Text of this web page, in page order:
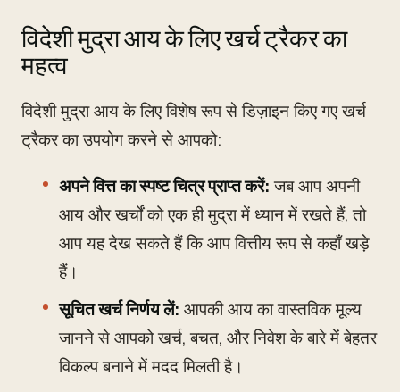
विदेशी मुद्रा आय के लिए खर्च ट्रैकर का
महत्व
विदेशी मुद्रा आय के लिए विशेष रूप से डिज़ाइन किए गए खर्च
ट्रैकर का उपयोग करने से आपको:
अपने वित्त का स्पष्ट चित्र प्राप्त करें: जब आप अपनी
आय और खर्चों को एक ही मुद्रा में ध्यान में रखते हैं, तो
आप यह देख सकते हैं कि आप वित्तीय रूप से कहाँ खड़े
हैं।
सूचित खर्च निर्णय लें: आपकी आय का वास्तविक मूल्य
जानने से आपको खर्च, बचत, और निवेश के बारे में बेहतर
विकल्प बनाने में मदद मिलती है।